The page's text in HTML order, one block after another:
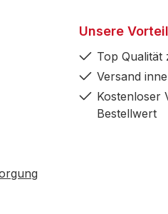
Unsere
Top Qualität
Versand
Kostenloser
Bestellwert